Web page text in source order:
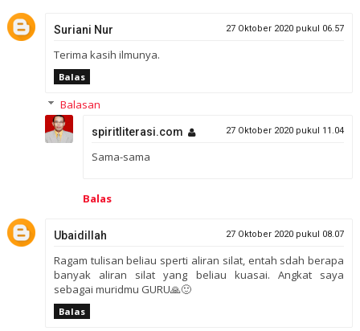
Suriani Nur 27 Oktober 2020 pukul 06.57
Terima kasih ilmunya.
Balas
Balasan
spiritliterasi.com 27 Oktober 2020 pukul 11.04
Sama-sama
Balas
Ubaidillah 27 Oktober 2020 pukul 08.07
Ragam tulisan beliau sperti aliran silat, entah sdah berapa
banyak aliran silat yang beliau kuasai. Angkat saya
sebagai muridmu GURU🙏🙂
Balas